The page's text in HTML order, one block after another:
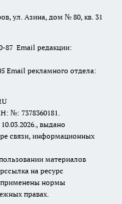
ул. Азина, дом № 80, кв. 31
87 Email редакции:
Email рекламного отдела:
№: 7378360181.
выдано
связи, информационных
материалов
на ресурс
применены нормы
правах.